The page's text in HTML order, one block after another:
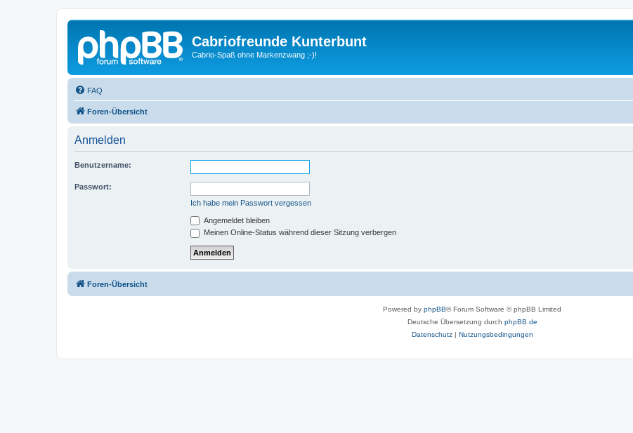
Cabriofreunde Kunterbunt
Cabrio-Spaß ohne Markenzwang ;-)!
FAQ
Foren-Übersicht
Anmelden
Benutzername:
Passwort:
Ich habe mein Passwort vergessen
Angemeldet bleiben
Meinen Online-Status während dieser Sitzung verbergen
Foren-Übersicht
Powered by phpBB® Forum Software © phpBB Limited
Deutsche Übersetzung durch phpBB.de
Datenschutz| Nutzungsbedingungen